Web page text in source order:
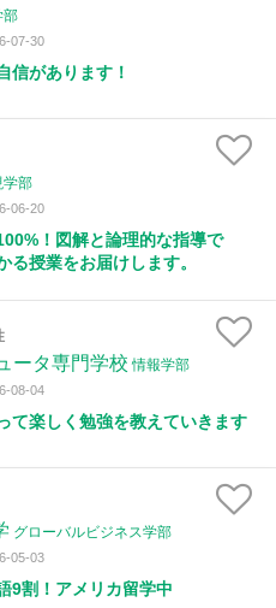
部
07-30
信があります！
学部
06-20
！図解と論理的な指導で
る授業をお届けします。
ータ専門学校 情報学部
08-04
て楽しく勉強を教えていきます
グローバルビジネス学部
05-03
9割！アメリカ留学中